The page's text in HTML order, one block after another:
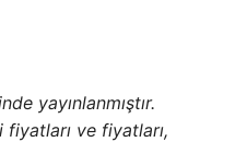
yayınlanmıştır.
ve fiyatları,